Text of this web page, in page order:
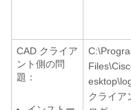
CAD クライア
ント側の問
題：
クライア